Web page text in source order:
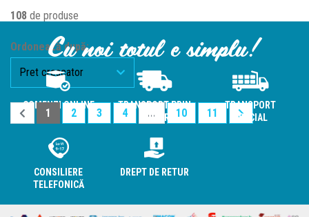
108 de produse
Ordonează după:
1 2 3 4 ... 10 11
Cu noi totul e simplu!
COMENZI ONLINE
TRANSPORT PRIN
CURIER
TRANSPORT
SPECIAL
CONSILIERE
TELEFONICĂ
DREPT DE RETUR